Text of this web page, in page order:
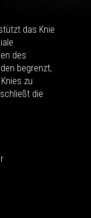
das Knie
des
begrenzt,
zu
die